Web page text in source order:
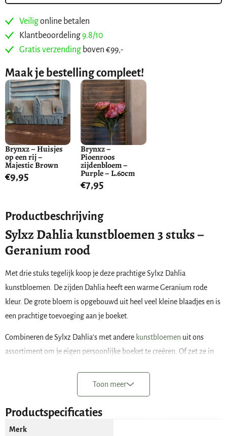
Veiligonline betalen
Klantbeoordeling9.8/10
Gratis verzendingboven €99,-
Productbeschrijving
Sylxz Dahlia kunstbloemen 3 stuks –
Geranium rood
Met drie stuks tegelijk koop je deze prachtige Sylxz Dahlia
kunstbloemen. De zijden Dahlia heeft een warme Geranium rode
kleur. De grote bloem is opgebouwd uit heel veel kleine blaadjes en is
een prachtige toevoeging aan je boeket.
Combineren de Sylxz Dahlia’s met andere kunstbloemen uit ons
assortiment om je eigen persoonlijke boeket te creëren. Of zet ze in
effect krijg je als je de bloemen op ongelijke hoogte in de vaas plaatst.
Toon meer
Productspecificaties
Merk
Maak je bestelling compleet!
Brynxz – Huisjes
op een rij –
Majestic Brown
€9,95
Brynxz –
Pioenroos
zijdenbloem –
Purple – L.60cm
€7,95